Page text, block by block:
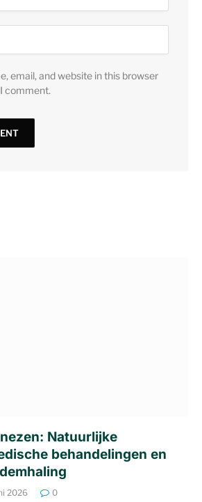
email, and website in this browser
comment.
Natuurlijke
behandelingen en
2026 0